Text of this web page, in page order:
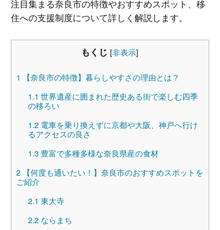
注目集まる奈良市の特徴やおすすめスポット、移
住への支援制度について詳しく解説します。
もくじ [非表示]
1
【奈良市の特徴】暮らしやすさの理由とは？
1.1 世界遺産に囲まれた歴史ある街で楽しむ四季
の移ろい
1.2電車を乗り換えずに京都や大阪、神戸へ行け
るアクセスの良さ
1.3 豊富で多種多様な奈良県産の食材
2【何度も通いたい！】奈良市のおすすめスポットを
ご紹介
2.1 東大寺
2.2ならまち